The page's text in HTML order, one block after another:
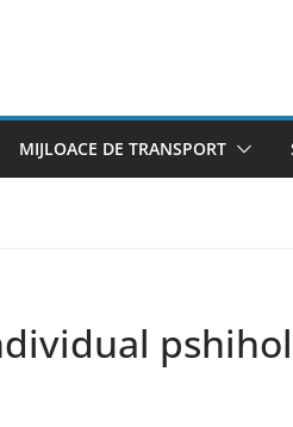
MIJLOACE DE TRANSPORT